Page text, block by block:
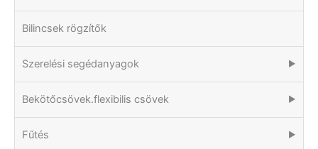
Bilincsek rögzítők
Szerelési segédanyagok ▶
Bekötőcsövek.flexibilis csövek ▶
Fűtés ▶